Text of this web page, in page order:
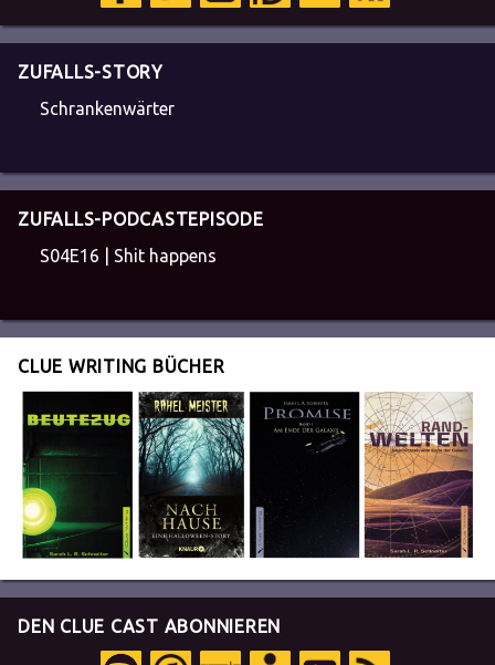
ZUFALLS-STORY
Schrankenwärter
ZUFALLS-PODCASTEPISODE
S04E16 | Shit happens
CLUE WRITING BÜCHER
DEN CLUE CAST ABONNIEREN